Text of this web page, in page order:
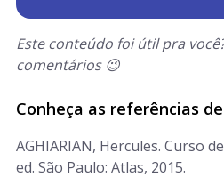
Este conteúdo foi útil pra
comentários 😉
Conheça as referências
AGHIARIAN, Hercules. Curso
ed. São Paulo: Atlas, 2015.